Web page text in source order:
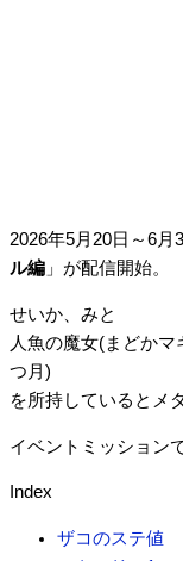
2026年5月20日～6月
ル編 」が配信開始。
せいか、みと
人魚の魔女(まどか
つ月)
を所持しているとメ
イベントミッション
Index
ザコのステ値